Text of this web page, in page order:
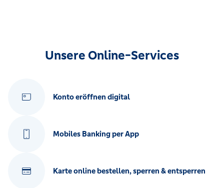
Unsere Online-Services
Konto eröffnen digital
Mobiles Banking per App
Karte online bestellen, sperren & entsperren